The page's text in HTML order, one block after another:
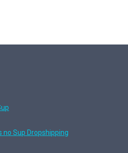
Sup Dropshipping